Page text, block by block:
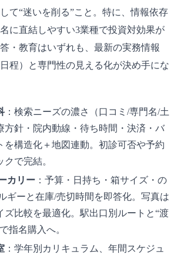
て“迷いを削る”こと。特に、情報依存
に直結しやすい3業種で投資対効果が
・教育はいずれも、最新の実務情報
程）と専門性の見える化が決め手にな
：検索ニーズの濃さ（口コミ/専門名/土
方針・院内動線・待ち時間・決済・バ
を構造化＋地図連動。初診可否や予約
で完結。
カリー ：予算・日持ち・箱サイズ・の
ギーと在庫/売切時間を即答化。写真は
ズ比較を最適化。駅出口別ルートと“渡
指名購入へ。
：学年別カリキュラム、年間スケジュ